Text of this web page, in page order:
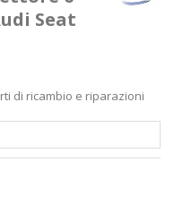
Seat
di ricambio e riparazioni